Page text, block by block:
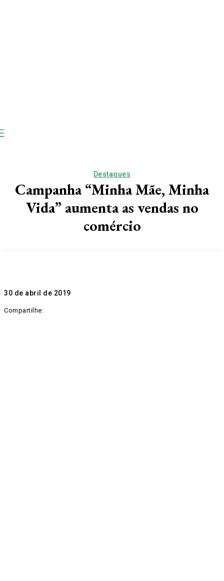
Destaques
Campanha “Minha Mãe, Minha
Vida” aumenta as vendas no
comércio
30 de abril de 2019
Compartilhe: